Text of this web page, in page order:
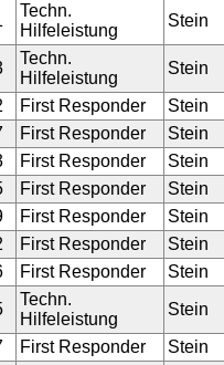
Techn.
Hilfeleistung
Stein
Techn.
Hilfeleistung
Stein
First Responder
Stein
First Responder
Stein
First Responder
Stein
First Responder
Stein
First Responder
Stein
First Responder
Stein
First Responder
Stein
Techn.
Hilfeleistung
Stein
First Responder
Stein